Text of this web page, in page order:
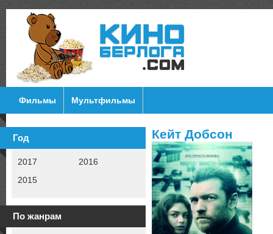
Фильмы Мультфильмы
Год
2017
2016
2015
По жанрам
Кейт Добсон